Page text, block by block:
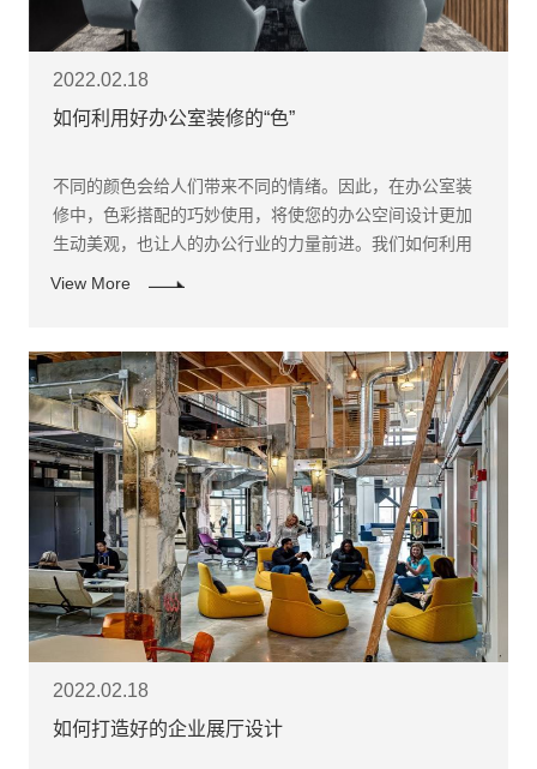
2022.02.18
如何利用好办公室装修的“色”
不同的颜色会给人们带来不同的情绪。因此，在办公室装
修中，色彩搭配的巧妙使用，将使您的办公空间设计更加
生动美观，也让人的办公行业的力量前进。我们如何利用
View More
2022.02.18
如何打造好的企业展厅设计